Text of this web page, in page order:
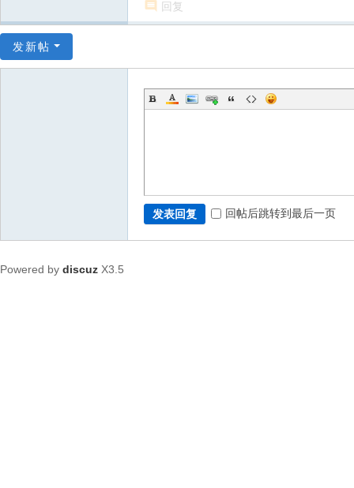
回复
发新帖
发表回复 回帖后跳转到最后一页
Powered by discuz X3.5